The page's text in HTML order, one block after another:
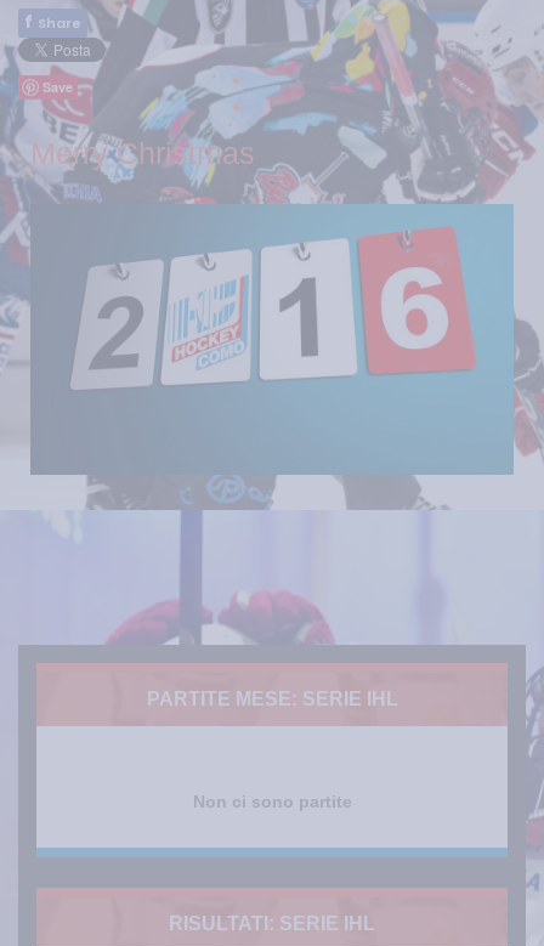
f Share
Save
Merry Christmas
PARTITE MESE: SERIE IHL
Non ci sono partite
RISULTATI: SERIE IHL